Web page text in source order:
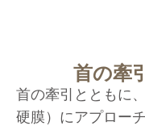
首の牽
首の牽引とともに
硬膜）にアプロー